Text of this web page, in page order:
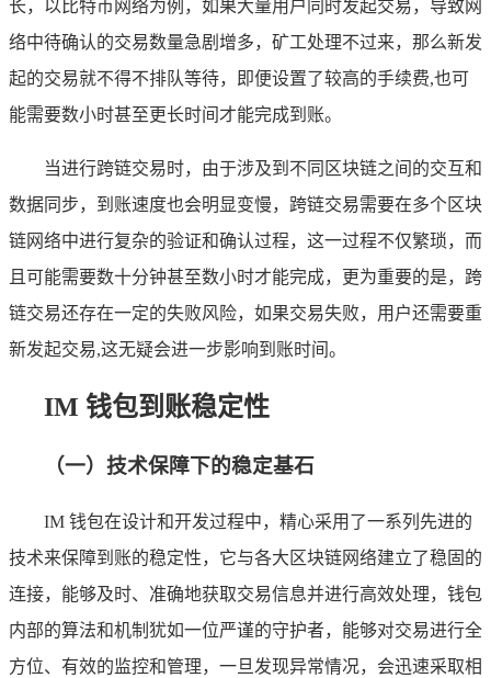
长，以比特币网络为例，如果大量用户同时发起交易，导致网
络中待确认的交易数量急剧增多，矿工处理不过来，那么新发
起的交易就不得不排队等待，即便设置了较高的手续费,也可
能需要数小时甚至更长时间才能完成到账。
当进行跨链交易时，由于涉及到不同区块链之间的交互和
数据同步，到账速度也会明显变慢，跨链交易需要在多个区块
链网络中进行复杂的验证和确认过程，这一过程不仅繁琐，而
且可能需要数十分钟甚至数小时才能完成，更为重要的是，跨
链交易还存在一定的失败风险，如果交易失败，用户还需要重
新发起交易,这无疑会进一步影响到账时间。
IM 钱包到账稳定性
（一）技术保障下的稳定基石
IM 钱包在设计和开发过程中，精心采用了一系列先进的
技术来保障到账的稳定性，它与各大区块链网络建立了稳固的
连接，能够及时、准确地获取交易信息并进行高效处理，钱包
内部的算法和机制犹如一位严谨的守护者，能够对交易进行全
方位、有效的监控和管理，一旦发现异常情况，会迅速采取相